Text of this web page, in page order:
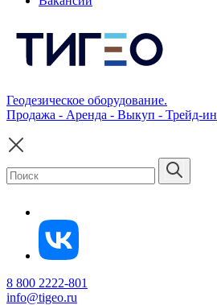
Геодезическое оборудование.
Продажа - Аренда - Выкуп - Трейд-ин
8 800 2222-801
info@tigeo.ru